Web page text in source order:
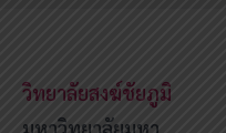
วิทยาลัยสงฆ์ชัยภูมิ